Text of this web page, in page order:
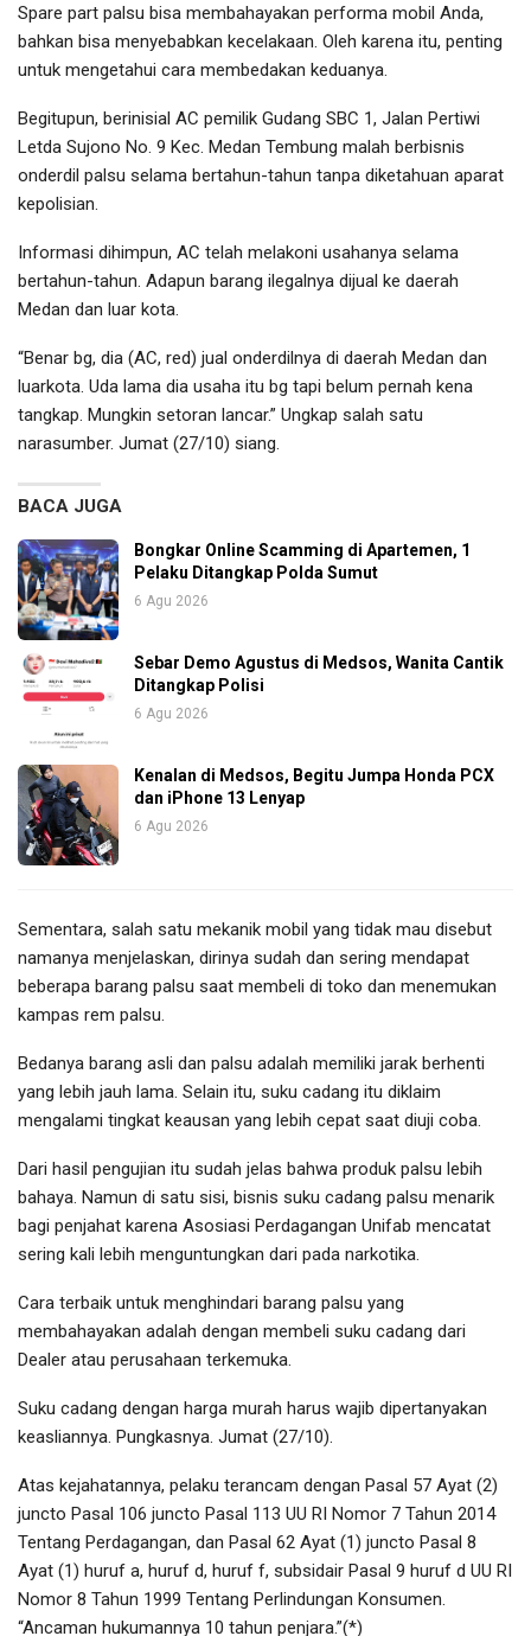
Spare part palsu bisa membahayakan performa mobil Anda,
bahkan bisa menyebabkan kecelakaan. Oleh karena itu, penting
untuk mengetahui cara membedakan keduanya.
Begitupun, berinisial AC pemilik Gudang SBC 1, Jalan Pertiwi
Letda Sujono No. 9 Kec. Medan Tembung malah berbisnis
onderdil palsu selama bertahun-tahun tanpa diketahuan aparat
kepolisian.
Informasi dihimpun, AC telah melakoni usahanya selama
bertahun-tahun. Adapun barang ilegalnya dijual ke daerah
Medan dan luar kota.
“Benar bg, dia (AC, red) jual onderdilnya di daerah Medan dan
luarkota. Uda lama dia usaha itu bg tapi belum pernah kena
tangkap. Mungkin setoran lancar.” Ungkap salah satu
narasumber. Jumat (27/10) siang.
BACA JUGA
Bongkar Online Scamming di Apartemen, 1
Pelaku Ditangkap Polda Sumut
6 Agu 2026
Sebar Demo Agustus di Medsos, Wanita Cantik
Ditangkap Polisi
6 Agu 2026
Kenalan di Medsos, Begitu Jumpa Honda PCX
dan iPhone 13 Lenyap
6 Agu 2026
Sementara, salah satu mekanik mobil yang tidak mau disebut
namanya menjelaskan, dirinya sudah dan sering mendapat
beberapa barang palsu saat membeli di toko dan menemukan
kampas rem palsu.
Bedanya barang asli dan palsu adalah memiliki jarak berhenti
yang lebih jauh lama. Selain itu, suku cadang itu diklaim
mengalami tingkat keausan yang lebih cepat saat diuji coba.
Dari hasil pengujian itu sudah jelas bahwa produk palsu lebih
bahaya. Namun di satu sisi, bisnis suku cadang palsu menarik
bagi penjahat karena Asosiasi Perdagangan Unifab mencatat
sering kali lebih menguntungkan dari pada narkotika.
Cara terbaik untuk menghindari barang palsu yang
membahayakan adalah dengan membeli suku cadang dari
Dealer atau perusahaan terkemuka.
Suku cadang dengan harga murah harus wajib dipertanyakan
keasliannya. Pungkasnya. Jumat (27/10).
Atas kejahatannya, pelaku terancam dengan Pasal 57 Ayat (2)
juncto Pasal 106 juncto Pasal 113 UU RI Nomor 7 Tahun 2014
Tentang Perdagangan, dan Pasal 62 Ayat (1) juncto Pasal 8
Ayat (1) huruf a, huruf d, huruf f, subsidair Pasal 9 huruf d UU RI
Nomor 8 Tahun 1999 Tentang Perlindungan Konsumen.
“Ancaman hukumannya 10 tahun penjara.”(*)